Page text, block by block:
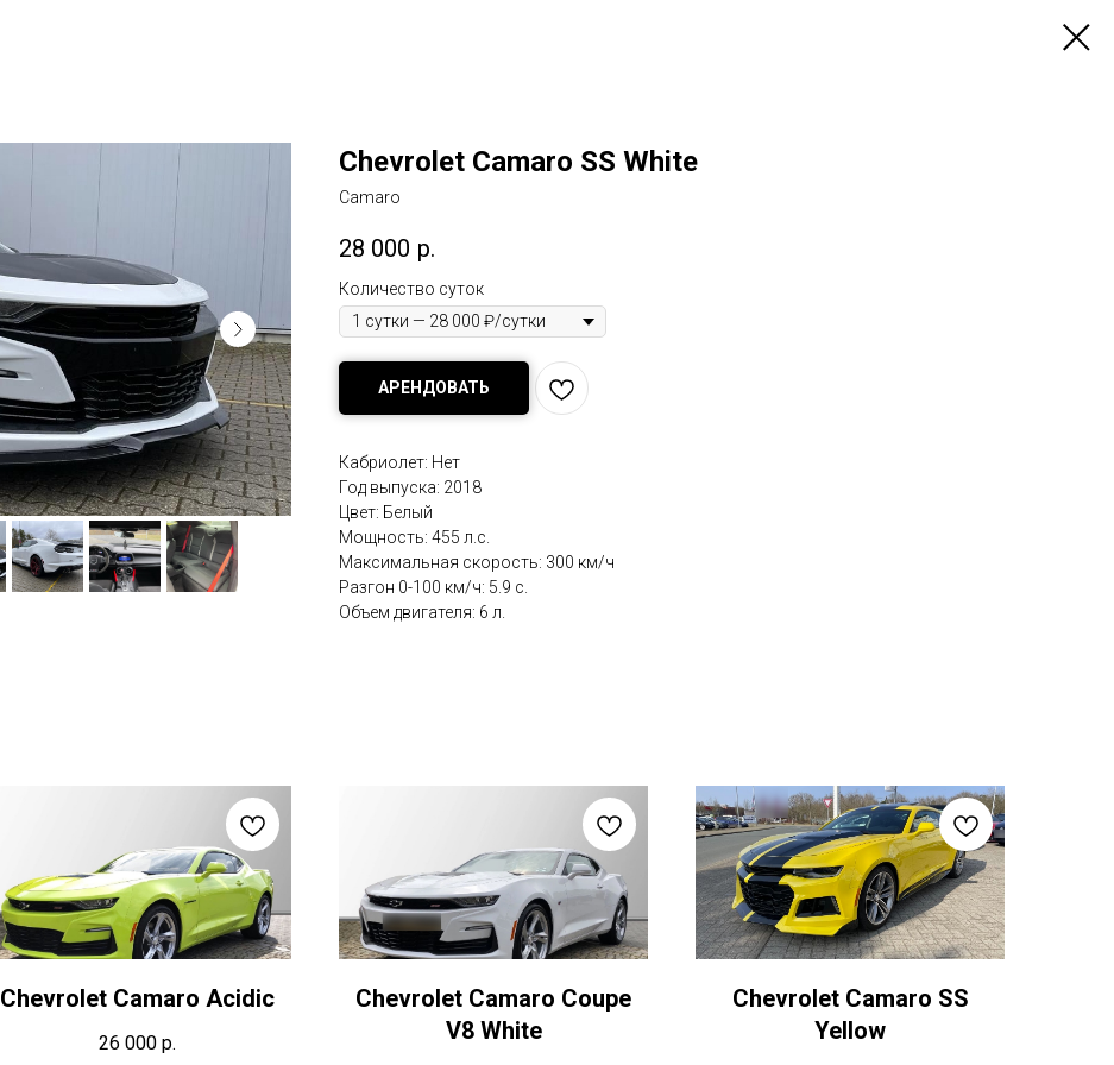
Chevrolet Camaro SS White
Camaro
28 000 р.
Количество суток
АРЕНДОВАТЬ
Кабриолет: Нет
Год выпуска: 2018
Цвет: Белый
Мощность: 455 л.с.
Максимальная скорость: 300 км/ч
Разгон 0-100 км/ч: 5.9 с.
Объем двигателя: 6 л.
Chevrolet Camaro Acidic
26 000 р.
Chevrolet Camaro Coupe
V8 White
Chevrolet Camaro SS
Yellow